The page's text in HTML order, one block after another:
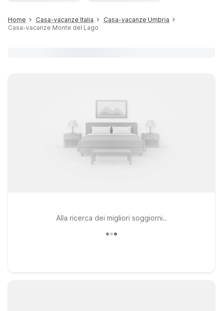
Home Casa-vacanze Italia
Casa-vacanze Umbria
Casa-vacanze Monte del Lago
Alla ricerca dei migliori soggiorni..